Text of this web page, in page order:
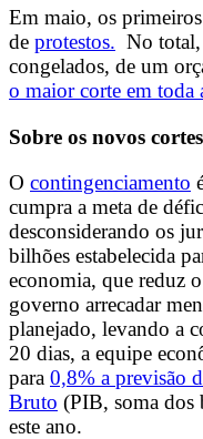
Em maio, os primeiros
de protestos. No
congelados, de um
o maior corte em toda
Sobre os novos cortes
O contingenciamento
cumpra a meta de
desconsiderando os
bilhões estabelecida
economia, que reduz
governo arrecadar
planejado, levando a
20 dias, a equipe
para 0,8% a previsão
Bruto (PIB, soma dos
este ano.